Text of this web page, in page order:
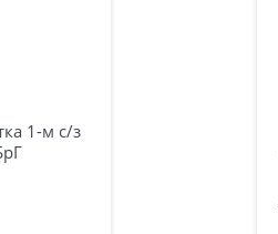
1-м с/з